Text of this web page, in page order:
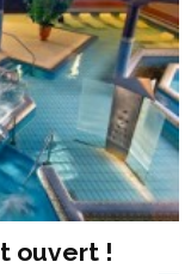
ouvert !